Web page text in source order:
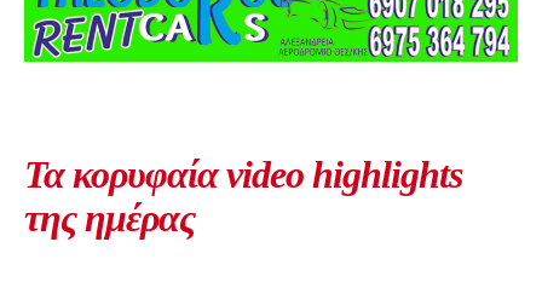
Τα κορυφαία video highlights
της ημέρας